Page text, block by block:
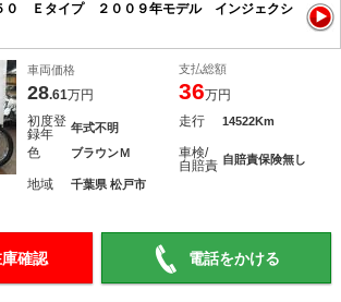
０ Ｅタイプ ２００９年モデル インジェクシ
車両価格
28.61万円
支払総額
36万円
初度登
録年
年式不明 走行 14522Km
色 ブラウンＭ
車検/
自賠責 自賠責保険無し
地域 千葉県 松戸市
確認 電話をかける